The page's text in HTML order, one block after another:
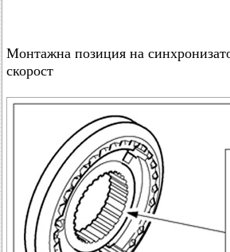
Монтажна позиция на
скорост